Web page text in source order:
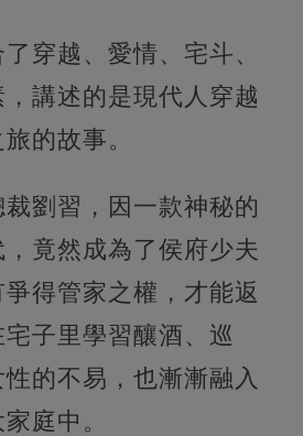
穿越、愛情、宅斗、
講述的是現代人穿越
的故事。
劉習，因一款神秘的
竟然成為了侯府少夫
得管家之權，才能返
子里學習釀酒、巡
的不易，也漸漸融入
庭中。